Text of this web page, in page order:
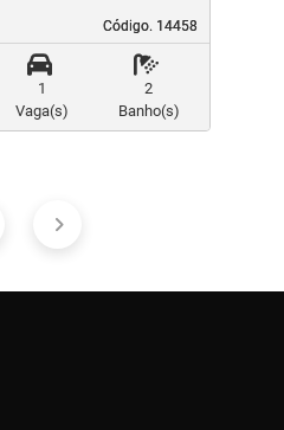
Código. 14458
Código. 14458
1
Vaga(s)
2
Banho(s)